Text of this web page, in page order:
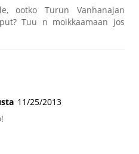
ootko Turun Vanhanajan
Tuu n moikkaamaan jos
11/25/2013